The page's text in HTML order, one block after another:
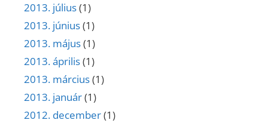
2013. július(1)
2013. június(1)
2013. május(1)
2013. április(1)
2013. március(1)
2013. január(1)
2012. december(1)